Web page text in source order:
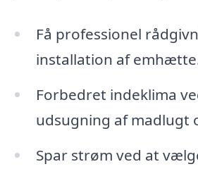
Få professionel
installation af
Forbedret indeklima
udsugning af madlugt
Spar strøm ved at